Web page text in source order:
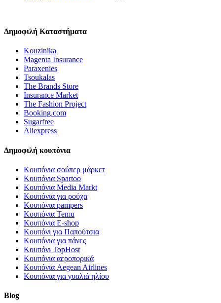
Δημοφιλή Καταστήματα
Kouzinika
Magenta Insurance
Paraxenies
Tsoukalas
The Brands Store
Insurance Market
The Fashion Project
Booking.com
Sugarfree
Aliexpress
Δημοφιλή κουπόνια
Κουπόνια σούπερ μάρκετ
Κουπόνια Spartoo
Κουπόνια Media Markt
Κουπόνια για ρούχα
Κουπόνια pampers
Κουπόνια Temu
Κουπόνια E-shop
Κουπόνι για Παπούτσια
Κουπόνια για πάνες
Κουπόνι TopHost
Κουπόνια αεροπορικά
Κουπόνια Aegean Airlines
Κουπόνια για γυαλιά ηλίου
Blog